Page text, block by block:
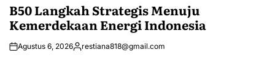
B50 Langkah Strategis Menuju
Kemerdekaan Energi Indonesia
Agustus 6, 2026Posted
restiana818@gmail.com